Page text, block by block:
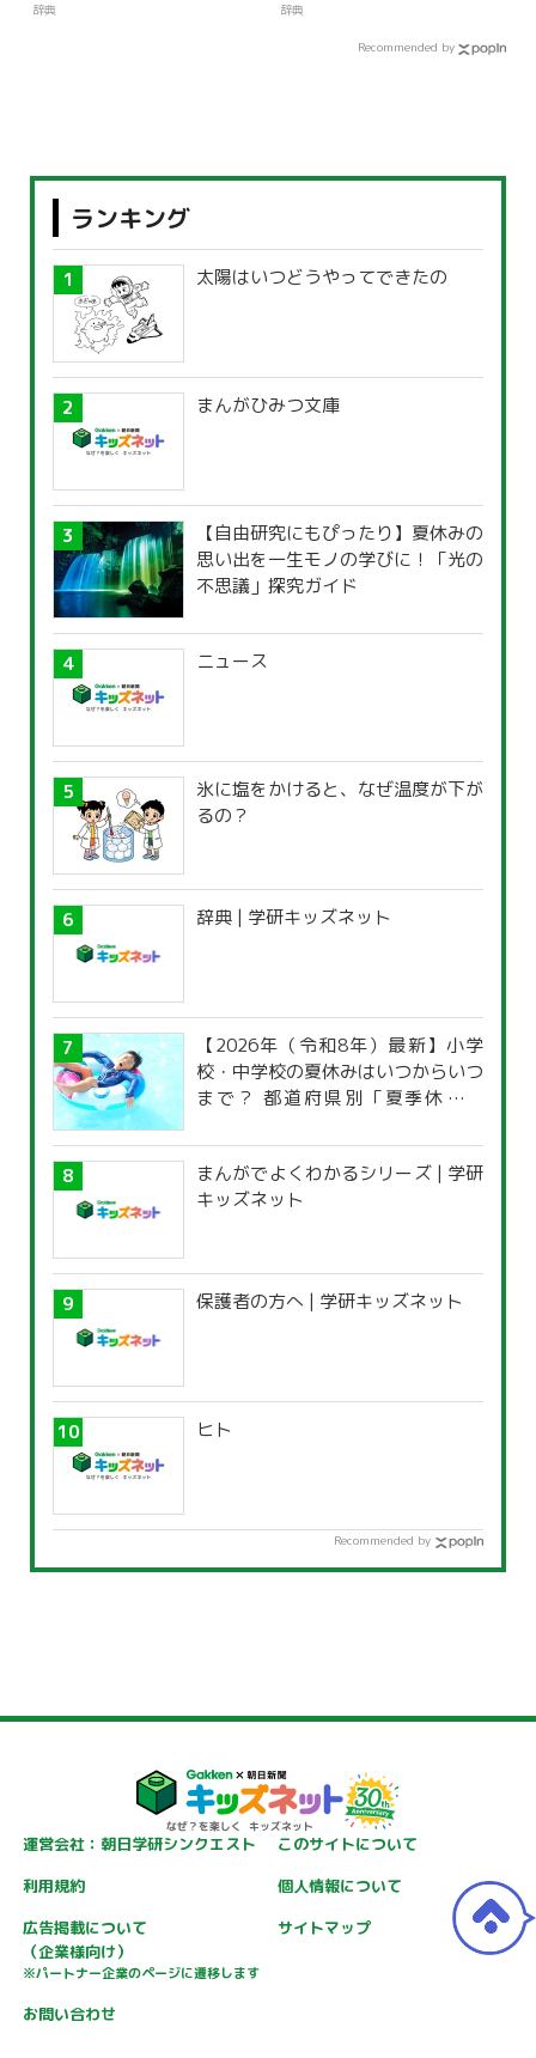
辞典 辞典
Recommended by
ランキング
太陽はいつどうやってできたの
まんがひみつ文庫
【自由研究にもぴったり】夏休みの
思い出を一生モノの学びに！「光の
不思議」探究ガイド
ニュース
氷に塩をかけると、なぜ温度が下が
るの？
辞典 | 学研キッズネット
【2026年（令和8年）最新】小学
校・中学校の夏休みはいつからいつ
まで？ 都道府県別「夏季休暇一
まんがでよくわかるシリーズ | 学研
キッズネット
保護者の方へ | 学研キッズネット
ヒト
Recommended by
運営会社：朝日学研シンクエスト
このサイトについて
利用規約
個人情報について
広告掲載について
（企業様向け）
※パートナー企業のページに遷移します
サイトマップ
お問い合わせ